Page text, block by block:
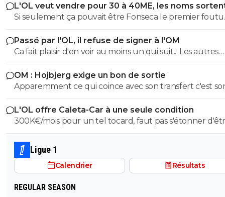
L'OL veut vendre pour 30 à 40ME, les noms
Si seulement ça pouvait être Fonseca le premier foutu
dehors, l'OL et ce très bon effectif s'en porterait tout
mieux
Passé par l'OL, il refuse de signer à l'OM
Ca fait plaisir d'en voir au moins un qui suit... Les autres
doivent être des abrutis de supporters non ?
OM : Hojbjerg exige un bon de sortie
Apparemment ce qui coince avec son transfert c'est
salaire. S'il veut vraiment partir, il sait quoi faire.
L'OL offre Caleta-Car à une seule condition
300K€/mois pour un tel tocard, faut pas s'étonner
dans la merde.
Ligue 1
Calendrier Résultats
REGULAR SEASON